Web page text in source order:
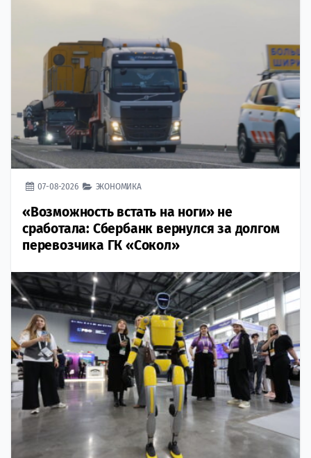
07-08-2026 ЭКОНОМИКА
«Возможность встать на ноги» не
сработала: Сбербанк вернулся за долгом
перевозчика ГК «Сокол»